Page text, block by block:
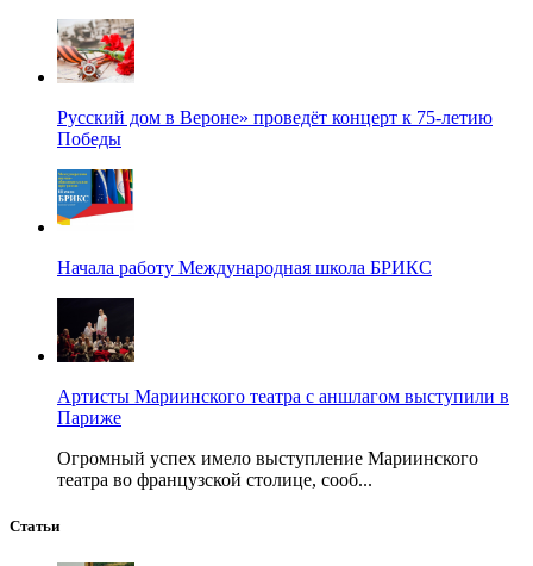
Русский дом в Вероне» проведёт концерт к 75-летию
Победы
Начала работу Международная школа БРИКС
Артисты Мариинского театра с аншлагом выступили в
Париже
Огромный успех имело выступление Мариинского
театра во французской столице, сооб...
Статьи